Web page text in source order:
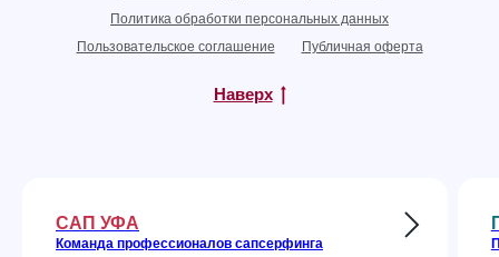
Политика обработки персональных данных
Пользовательское соглашение
Публичная оферта
Наверх
САП УФА
Команда профессионалов сапсерфинга